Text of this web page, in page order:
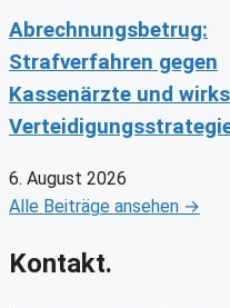
Abrechnungsbetrug:
Strafverfahren gegen
Kassenärzte und
6. August 2026
Alle Beiträge ansehen →
Kontakt.